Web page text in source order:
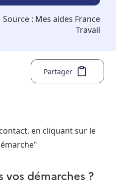
Source : Mes aides France
Travail
Partager
en cliquant sur le
vos démarches ?